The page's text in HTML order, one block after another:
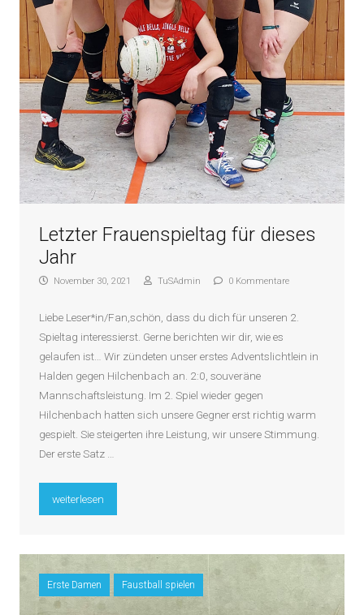
Letzter Frauenspieltag für dieses
Jahr
November 30, 2021 TuSAdmin 0 Kommentare
Liebe Leser*in/Fan,schön, dass du dich für unseren 2.
Spieltag interessierst. Gerne berichten wir dir, wie es
gelaufen ist… Wir zündeten unser erstes Adventslichtlein in
Halden gegen Hilchenbach an. 2:0, souveräne
Mannschaftsleistung. Im 2. Spiel wieder gegen
Hilchenbach hatten sich unsere Gegner erst richtig warm
gespielt. Sie steigerten ihre Leistung, wir unsere Stimmung.
Der erste Satz …
„Letzter Frauenspieltag für dieses Jahr“
weiterlesen
Erste Damen Faustball spielen